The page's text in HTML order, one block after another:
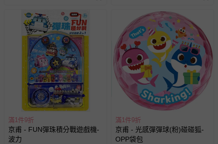
滿1件9折
京甫 - FUN彈珠積分戰遊戲機-
波力
滿1件9折
京甫 - 光感彈彈球(粉)碰碰狐-
OPP袋包